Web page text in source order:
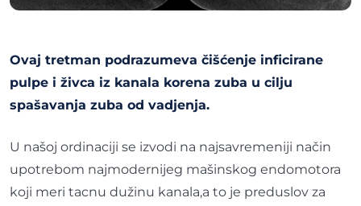
Ovaj tretman podrazumeva čišćenje inficirane
pulpe i živca iz kanala korena zuba u cilju
spašavanja zuba od vadjenja.
U našoj ordinaciji se izvodi na najsavremeniji način
upotrebom najmodernijeg mašinskog endomotora
koji meri tacnu dužinu kanala,a to je preduslov za